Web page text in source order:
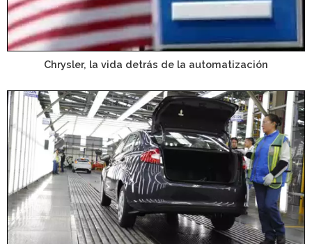
Chrysler, la vida detrás de la automatización